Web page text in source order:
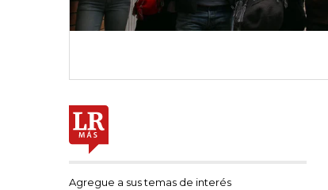
Agregue a sus temas de interés